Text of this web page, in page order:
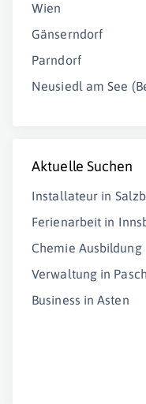
Wien
Gänserndorf
Parndorf
Neusiedl am See
Aktuelle Suchen
Installateur in
Ferienarbeit in
Chemie Ausbildung
Verwaltung in
Business in Asten